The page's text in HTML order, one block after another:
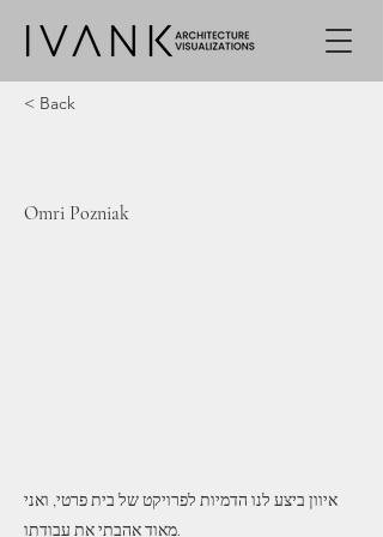
< Back
Omri Pozniak
איוון ביצע לנו הדמיות לפרויקט של בית פרטי, ואני
מאוד אהבתי את עבודתו.